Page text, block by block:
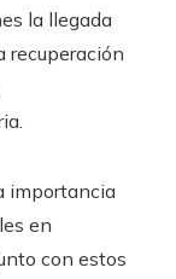
la llegada
recuperación
importancia
en
con estos